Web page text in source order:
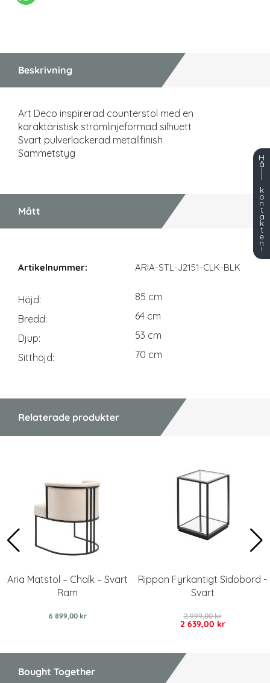
Beskrivning
Art Deco inspirerad counterstol med en
karaktäristisk strömlinjeformad silhuett
Svart pulverlackerad metallfinish
Sammetstyg
Mått
ARIA-STL-J2151-CLK-BLK
Höjd
85 cm
Bredd
64 cm
Djup
53 cm
Sitthöjd
70 cm
Relaterade produkter
Aria Matstol – Chalk – Svart
Ram
6 899,00 kr
Rippon Fyrkantigt Sidobord -
Svart
2 639,00 kr
2 999,00 kr
Bought Together
H
å
l
l
k
o
n
t
a
k
t
e
n
!